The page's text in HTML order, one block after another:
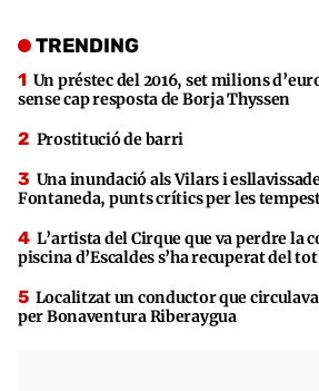
TRENDING
Un préstec del 2016, set milions
sense cap resposta de Borja Thyssen
Prostitució de barri
Una inundació als Vilars i
Fontaneda, punts crítics per les
L’artista del Cirque que va perdre la
piscina d’Escaldes s’ha recuperat del tot
Localitzat un conductor que
per Bonaventura Riberaygua